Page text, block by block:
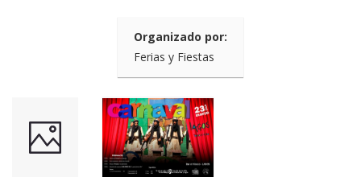
Organizado por:
Ferias y Fiestas